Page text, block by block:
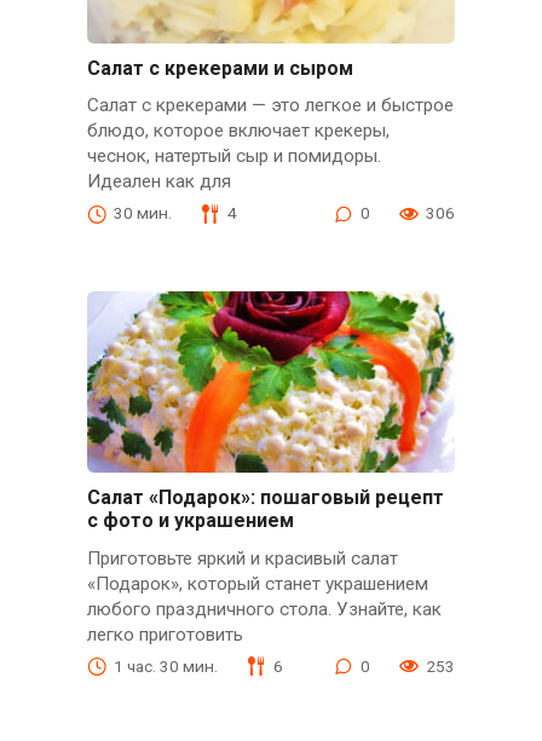
Салат с крекерами и сыром
Салат с крекерами — это легкое и быстрое
блюдо, которое включает крекеры,
чеснок, натертый сыр и помидоры.
Идеален как для
30 мин. 4 0 306
Салат «Подарок»: пошаговый рецепт
с фото и украшением
Приготовьте яркий и красивый салат
«Подарок», который станет украшением
любого праздничного стола. Узнайте, как
легко приготовить
1 час. 30 мин. 6 0 253